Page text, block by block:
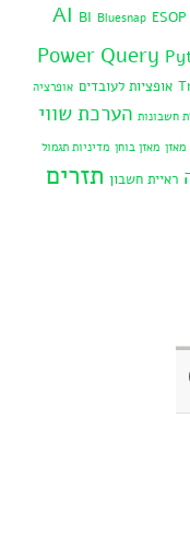
AI BI Bluesnap ESOP
Power Query
אופציות לעובדים אופרציה
חשבונות הערכת שווי
מאזן מאזן בוחן מדיניות תגמול
ראיית חשבון תזרים